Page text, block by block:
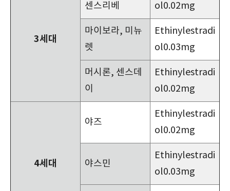
3세대
센스리베
ol0.02mg
마이보라, 미뉴
렛
Ethinylestradi
ol0.03mg
머시론, 센스데
이
Ethinylestradi
ol0.02mg
4세대
야즈
Ethinylestradi
ol0.02mg
야스민
Ethinylestradi
ol0.03mg